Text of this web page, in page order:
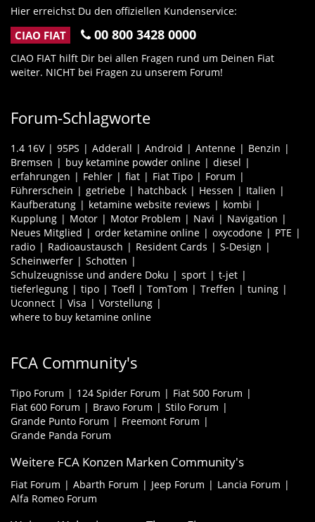
Hier erreichst Du den offiziellen Kundenservice:
CIAO FIAT 00 800 3428 0000
CIAO FIAT hilft Dir bei allen Fragen rund um Deinen Fiat
weiter. NICHT bei Fragen zu unserem Forum!
Forum-Schlagworte
1.4 16V 95PS Adderall Android Antenne
Benzin
Bremsen
buy ketamine powder online
diesel
erfahrungen
Fehler fiat Fiat Tipo
Forum
Führerschein
getriebe hatchback Hessen
Italien
Kaufberatung
ketamine website reviews
kombi
Kupplung
Motor Motor Problem Navi
Navigation
Neues Mitglied
order ketamine online oxycodone
PTE
radio
Radioaustausch Resident Cards
S-Design
Scheinwerfer
Schotten
Schulzeugnisse und andere Doku
sport
t-jet
tieferlegung
tipo Toefl TomTom Treffen
tuning
Uconnect
Visa
Vorstellung
where to buy ketamine online
FCA Community's
Tipo Forum 124 Spider Forum
Fiat 500 Forum
Fiat 600 Forum
Bravo Forum
Stilo Forum
Grande Punto Forum
Freemont Forum
Grande Panda Forum
Weitere FCA Konzen Marken Community's
Fiat Forum Abarth Forum Jeep Forum
Lancia Forum
Alfa Romeo Forum